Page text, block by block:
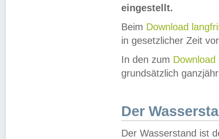
eingestellt.
Beim Download
in gesetzlicher Zeit
In den zum Download
grundsätzlich
Der
Der Wasserstand ist